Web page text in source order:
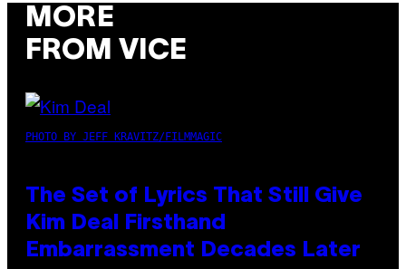
MORE
FROM VICE
PHOTO BY JEFF KRAVITZ/FILMMAGIC
The Set of Lyrics That Still Give
Kim Deal Firsthand
Embarrassment Decades Later